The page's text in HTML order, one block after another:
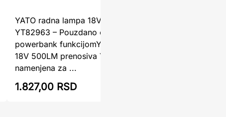
YATO radna lampa 18V 500LM prenosiva
YT82963 – Pouzdano osvetljenje sa
powerbank funkcijomYATO radna lampa
18V 500LM prenosiva YT82963 je
namenjena za ...
1.827,00 RSD